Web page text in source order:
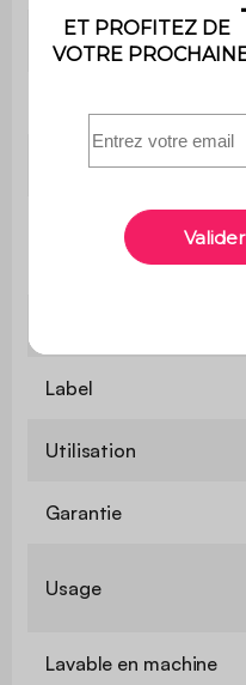
Matière
Taille
Hauteur des poils
Label
Utilisation
Garantie
Usage
Lavable en machine